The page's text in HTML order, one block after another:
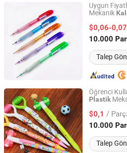
Uygun
Mekanik
$0,06-0,07
10.000
Talep
Nanchang Qunpeng Technology
Jiangxi, China Fiyat
Öğrenci
Plastik
$0,1 /
10.000
Talep
Ningbo Taiyu Stationery Co., Ltd.
Zhejiang, China